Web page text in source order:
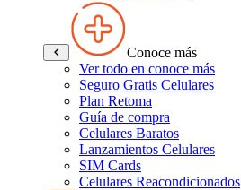
Conoce más
Ver todo en conoce más
Seguro Gratis Celulares
Plan Retoma
Guía de compra
Celulares Baratos
Lanzamientos Celulares
SIM Cards
Celulares Reacondicionados